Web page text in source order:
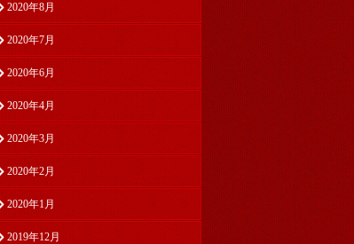
2020年8月
2020年7月
2020年6月
2020年4月
2020年3月
2020年2月
2020年1月
2019年12月